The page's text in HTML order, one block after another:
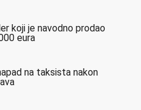
koji je navodno prodao
eura
na taksista nakon